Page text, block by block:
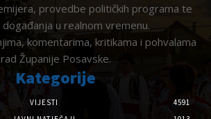
provedbe političkih programa te
u realnom vremenu.
komentarima, kritikama i pohvalama
Županije Posavske.
Kategorije
VIJESTI
4591